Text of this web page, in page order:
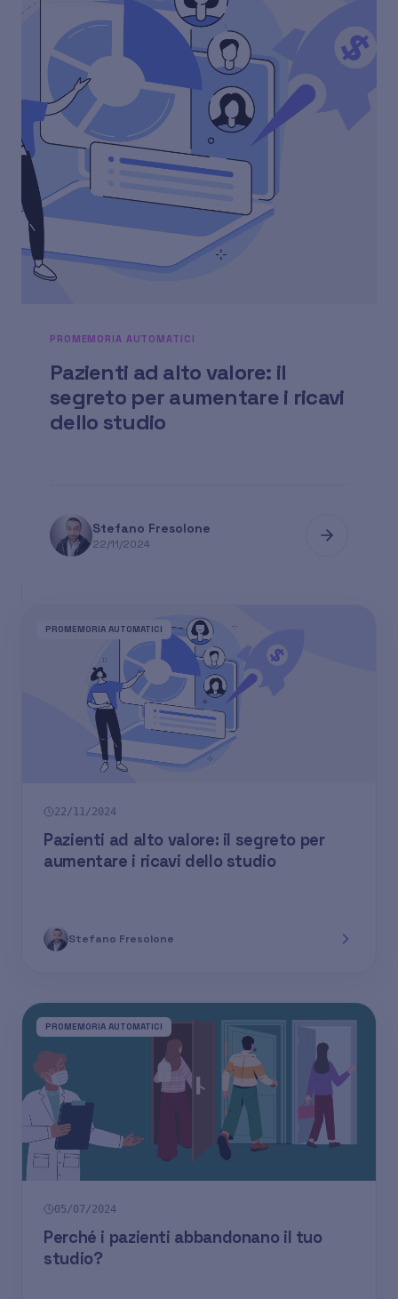
PROMEMORIA AUTOMATICI
Pazienti ad alto valore: il
segreto per aumentare i ricavi
dello studio
Stefano Fresolone
22/11/2024
PROMEMORIA AUTOMATICI
22/11/2024
Pazienti ad alto valore: il segreto per
aumentare i ricavi dello studio
Stefano Fresolone
PROMEMORIA AUTOMATICI
05/07/2024
Perché i pazienti abbandonano il tuo
studio?